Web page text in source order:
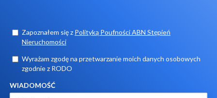
Zapoznałem się z Polityką Poufności ABN Stępień
Nieruchomości
Wyrażam zgodę na przetwarzanie moich danych osobowych
zgodnie z RODO
WIADOMOŚĆ